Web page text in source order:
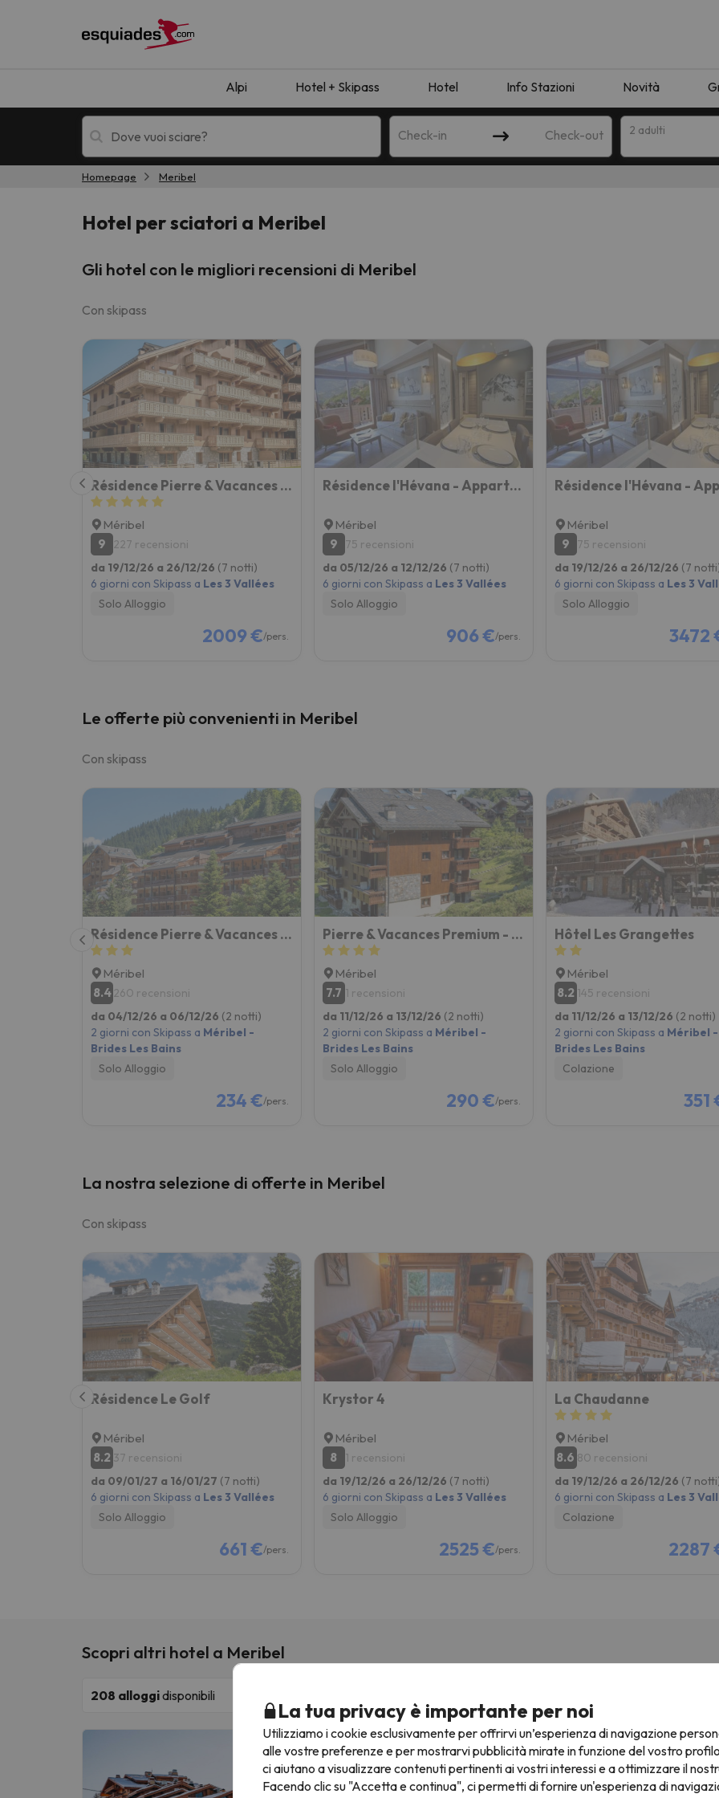
Alpi Hotel + Skipass Hotel Info Stazioni Novità
Check-in Check-out 2 adulti
Ops, non abbiamo trovato alcun risultato corrispondente alla sua ricerca. Provare a modificare la destinazione.
Sembra che il nostro ricercatore abbia perso la strada. Non appena troverà la bussola, tornerà.
Homepage Meribel
Hotel per sciatori a Meribel
Gli hotel con le migliori recensioni di Meribel
Con skipass
Résidence Pierre & Vacances Premium L'Hévana
Méribel
9
227 recensioni
da 19/12/26 a 26/12/26 (7 notti)
6 giorni con Skipass a Les 3 Vallées
Solo Alloggio
2009 €/pers.
Résidence l'Hévana - Appartements de Prestige Méribel Centre
Méribel
9
75 recensioni
da 05/12/26 a 12/12/26 (7 notti)
6 giorni con Skipass a Les 3 Vallées
Solo Alloggio
906 €/pers.
Méribel
9
75 recensioni
da 19/12/26 a 26/12/26 (7
6 giorni con Skipass a Les 3
Solo Alloggio
3472
Le offerte più convenienti in Meribel
Con skipass
Résidence Pierre & Vacances Les Ravines
Méribel
8.4260 recensioni
da 04/12/26 a 06/12/26 (2 notti)
2 giorni con Skipass a Méribel -
Brides Les Bains
Solo Alloggio
234 €/pers.
Pierre & Vacances Premium - Résidence Les Fermes de Méribel
Méribel
7.7 1 recensioni
da 11/12/26 a 13/12/26 (2 notti)
2 giorni con Skipass a Méribel -
Brides Les Bains
Solo Alloggio
290 €/pers.
Hôtel Les Grangettes
Méribel
8.2 145 recensioni
da 11/12/26 a 13/12/26 (2 notti)
2 giorni con Skipass a Méribel -
Brides Les Bains
Colazione
351
La nostra selezione di offerte in Meribel
Con skipass
Résidence Le Golf
Méribel
8.2 37 recensioni
da 09/01/27 a 16/01/27 (7 notti)
6 giorni con Skipass a Les 3 Vallées
Solo Alloggio
661 €/pers.
Krystor 4
Méribel
8
1 recensioni
da 19/12/26 a 26/12/26 (7 notti)
6 giorni con Skipass a Les 3 Vallées
Solo Alloggio
2525 €/pers.
La Chaudanne
Méribel
8.6 80 recensioni
da 19/12/26 a 26/12/26 (7
6 giorni con Skipass a Les 3
Colazione
2287
Scopri altri hotel a Meribel
208 alloggidisponibili
Le Coucou Méribel
Méribel
La tua privacy è importante per noi
Utilizziamo i cookie esclusivamente per offrirvi un’esperienza di navigazione
alle vostre preferenze e per mostrarvi pubblicità mirate in funzione del vostro
ci aiutano a visualizzare contenuti pertinenti ai vostri interessi e a ottimizzare il
Facendo clic su "Accetta e continua", ci permetti di fornire un'esperienza di